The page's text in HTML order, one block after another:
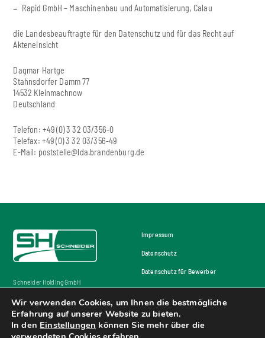
Rapid GmbH – Maschinenbau und Automatisierung, Calau
die Landesbeauftragte für den Datenschutz und für das Recht auf
Akteneinsicht
Dagmar Hartge
Stahnsdorfer Damm 77
14532 Kleinmachnow
Deutschland
Telefon: +49 (0) 3 32 03/356-0
Telefax: +49 (0) 3 32 03/356-49
E-Mail: poststelle@lda.brandenburg.de
Schneider Holding GmbH
DE-74597 Stimpfach
Impressum
Datenschutz
Datenschutz für Bewerber
Wir verwenden Cookies, um Ihnen die bestmögliche
Erfahrung auf unserer Website zu bieten.
In den Einstellungen können Sie mehr über die